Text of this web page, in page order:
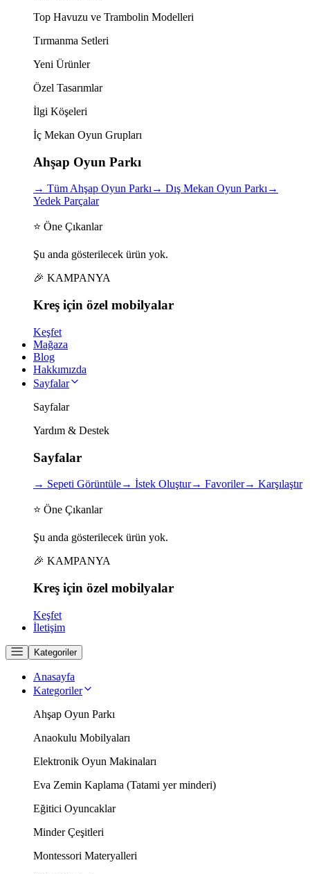
Top Havuzu ve Trambolin Modelleri
Tırmanma Setleri
Yeni Ürünler
Özel Tasarımlar
İlgi Köşeleri
İç Mekan Oyun Grupları
Ahşap Oyun Parkı
→ Tüm Ahşap Oyun Parkı→ Dış Mekan Oyun Parkı→
Yedek Parçalar
⭐ Öne Çıkanlar
Şu anda gösterilecek ürün yok.
🎉 KAMPANYA
Kreş için özel mobilyalar
Keşfet
Mağaza
Blog
Hakkımızda
Sayfalar
Sayfalar
Yardım & Destek
Sayfalar
→ Sepeti Görüntüle→ İstek Oluştur→ Favoriler→ Karşılaştır
⭐ Öne Çıkanlar
Şu anda gösterilecek ürün yok.
🎉 KAMPANYA
Kreş için özel mobilyalar
Keşfet
İletişim
Kategoriler
Anasayfa
Kategoriler
Ahşap Oyun Parkı
Anaokulu Mobilyaları
Elektronik Oyun Makinaları
Eva Zemin Kaplama (Tatami yer minderi)
Eğitici Oyuncaklar
Minder Çeşitleri
Montessori Materyalleri